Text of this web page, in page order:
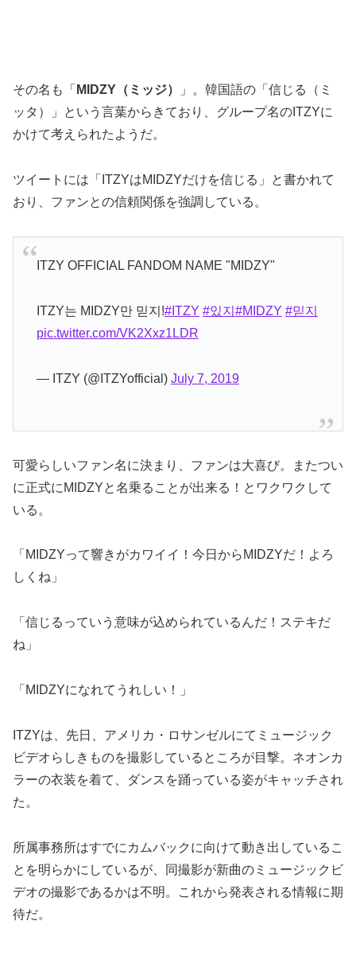
その名も「 MIDZY（ミッジ）
」。韓国語の「信じる（ミ
ッタ）」という言葉からきており、グループ名のITZYに
かけて考えられたようだ。
ツイートには「ITZYはMIDZYだけを信じる」と書かれて
おり、ファンとの信頼関係を強調している。
ITZY OFFICIAL FANDOM NAME "MIDZY"
ITZY는 MIDZY만 믿지!#ITZY #있지 #MIDZY #믿지
pic.twitter.com/VK2Xxz1LDR
— ITZY (@ITZYofficial) July 7, 2019
可愛らしいファン名に決まり、ファンは大喜び。またつい
に正式にMIDZYと名乗ることが出来る！とワクワクして
いる。
「MIDZYって響きがカワイイ！今日からMIDZYだ！よろ
しくね」
「信じるっていう意味が込められているんだ！ステキだ
ね」
「MIDZYになれてうれしい！」
ITZYは、先日、アメリカ・ロサンゼルにてミュージック
ビデオらしきものを撮影しているところが目撃。ネオンカ
ラーの衣装を着て、ダンスを踊っている姿がキャッチされ
た。
所属事務所はすでにカムバックに向けて動き出しているこ
とを明らかにしているが、同撮影が新曲のミュージックビ
デオの撮影であるかは不明。これから発表される情報に期
待だ。